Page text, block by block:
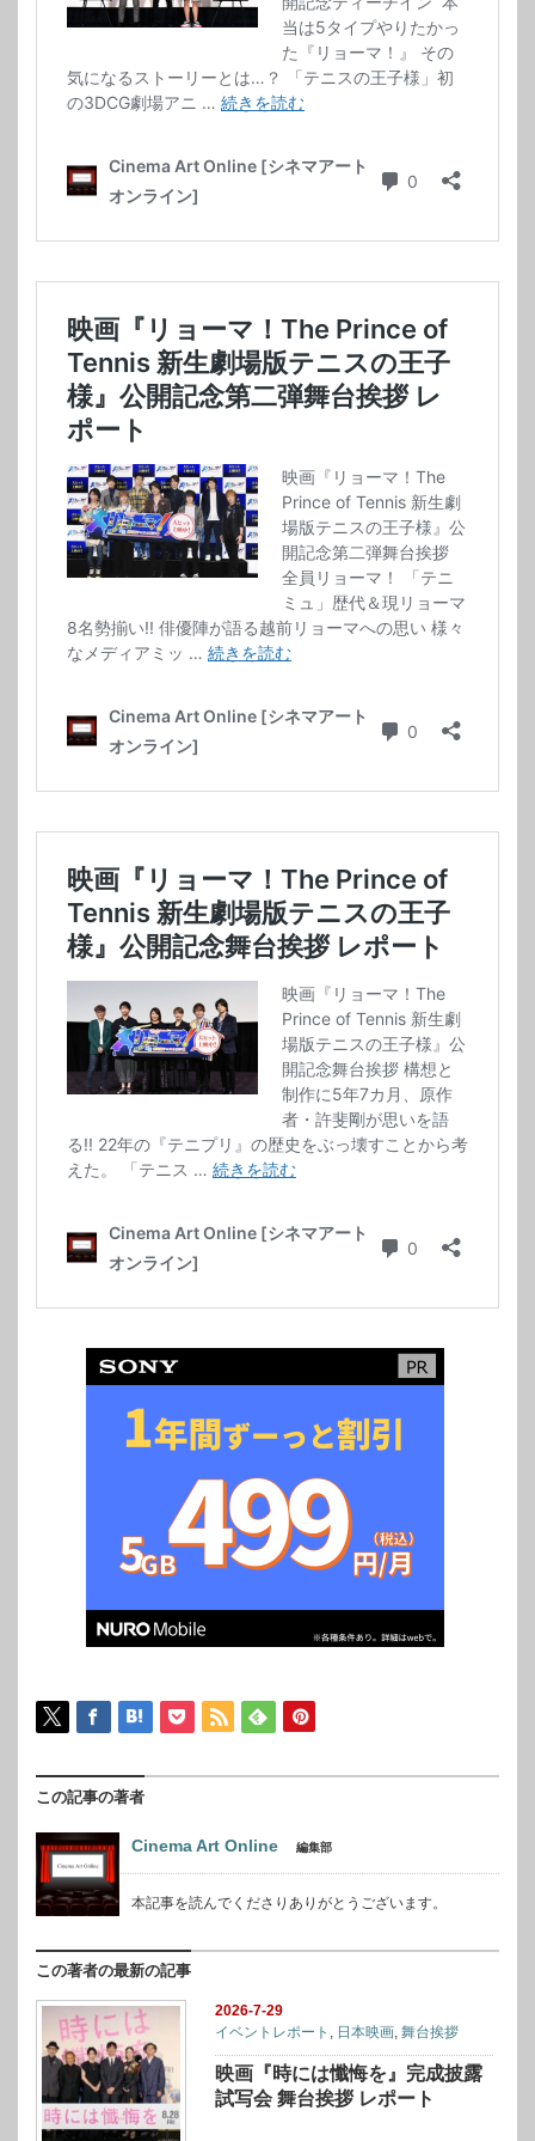
この記事の著者
Cinema Art Online 編集部
本記事を読んでくださりありがとうございます。
この著者の最新の記事
2026-7-29
イベントレポート , 日本映画,舞台挨拶
映画『時には懺悔を』完成披露
試写会 舞台挨拶 レポート